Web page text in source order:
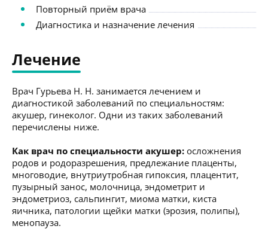
Повторный приём врача
Диагностика и назначение лечения
Лечение
Врач Гурьева Н. Н. занимается лечением и
диагностикой заболеваний по специальностям:
акушер, гинеколог. Одни из таких заболеваний
перечислены ниже.
Как врач по специальности акушер: осложнения
родов и родоразрешения, предлежание плаценты,
многоводие, внутриутробная гипоксия, плацентит,
пузырный занос, молочница, эндометрит и
эндометриоз, сальпингит, миома матки, киста
яичника, патологии щейки матки (эрозия, полипы),
менопауза.